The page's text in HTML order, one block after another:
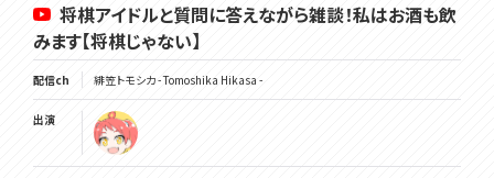
将棋アイドルと質問に答えながら雑談！私はお酒も飲
みます【将棋じゃない】
配信ch 緋笠トモシカ - Tomoshika Hikasa -
出演